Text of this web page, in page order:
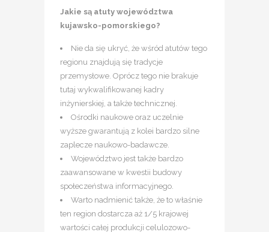
Jakie są atuty województwa
kujawsko-pomorskiego?
Nie da się ukryć, że wśród atutów tego
regionu znajdują się tradycje
przemysłowe. Oprócz tego nie brakuje
tutaj wykwalifikowanej kadry
inżynierskiej, a także technicznej.
Ośrodki naukowe oraz uczelnie
wyższe gwarantują z kolei bardzo silne
zaplecze naukowo-badawcze.
Województwo jest także bardzo
zaawansowane w kwestii budowy
społeczeństwa informacyjnego.
Warto nadmienić także, że to właśnie
ten region dostarcza aż 1/5 krajowej
wartości całej produkcji celulozowo-